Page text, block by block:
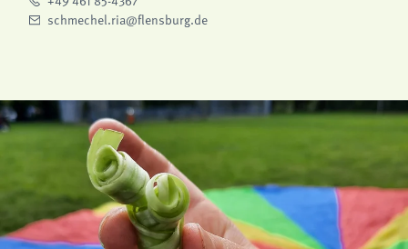
schmechel.ria@flensburg.de